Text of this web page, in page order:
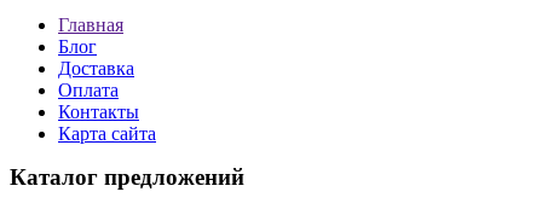
Главная
Блог
Доставка
Оплата
Контакты
Карта сайта
Каталог предложений